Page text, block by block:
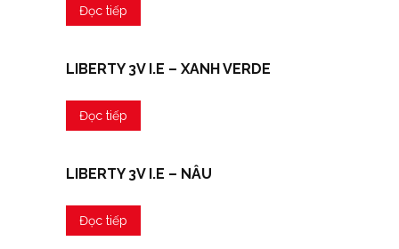
Đọc tiếp
LIBERTY 3V I.E – XANH VERDE
Đọc tiếp
LIBERTY 3V I.E – NÂU
Đọc tiếp